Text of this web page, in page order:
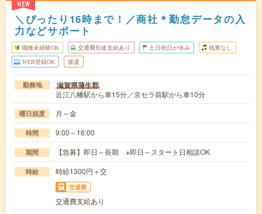
NEW
＼ぴったり16時まで！／商社＊勤怠データの入
力などサポート
職種未経験OK 交通費別途支給あり 土日祝日が休み 残業なし
WEB登録OK 派遣
勤務地 滋賀県蒲生郡
近江八幡駅から車15分／京セラ前駅から車10分
曜日頻度 月～金
時間 9:00～16:00
期間 【急募】即日～長期 ※即日～スタート日相談OK
時給 時給1300円＋交
交通費
交通費支給あり